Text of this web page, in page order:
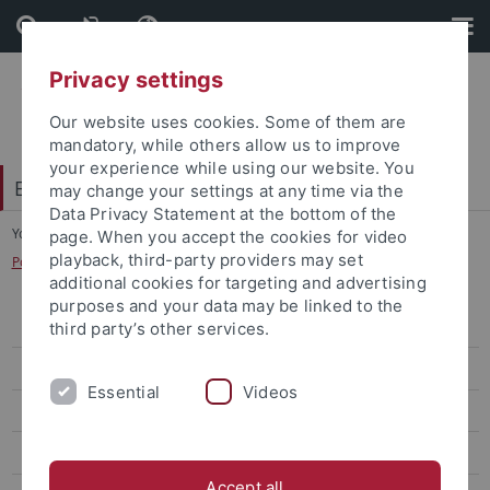
Skip
to
content
Skip
to
footer
Exzellenzstrategie
You are here: Startseite
...
Postdoctoral Research Fellowships in Intercultural Studies
Athene Grant
EXIST-Gründungsstipendium
Privacy settings
Our website uses cookies. Some of them are
mandatory, while others allow us to improve
your experience while using our website. You
may change your settings at any time via the
Data Privacy Statement at the bottom of the
page. When you accept the cookies for video
playback, third-party providers may set
additional cookies for targeting and advertising
purposes and your data may be linked to the
third party’s other services.
Essential Videos